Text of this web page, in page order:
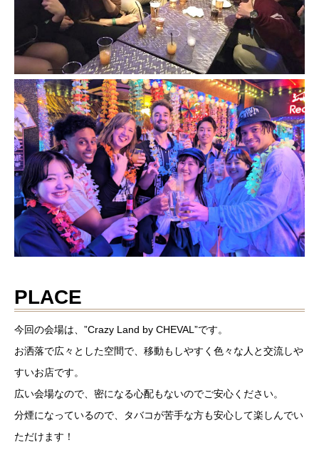
PLACE
今回の会場は、”Crazy Land by CHEVAL”です。
お洒落で広々とした空間で、移動もしやすく色々な人と交流しや
すいお店です。
広い会場なので、密になる心配もないのでご安心ください。
分煙になっているので、タバコが苦手な方も安心して楽しんでい
ただけます！